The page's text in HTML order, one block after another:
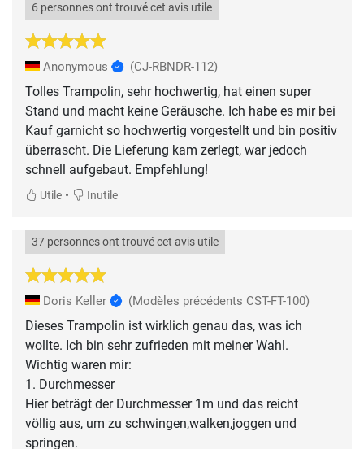
6 personnes ont trouvé cet avis utile
Anonymous (CJ-RBNDR-112)
Tolles Trampolin, sehr hochwertig, hat einen super
Stand und macht keine Geräusche. Ich habe es mir bei
Kauf garnicht so hochwertig vorgestellt und bin positiv
überrascht. Die Lieferung kam zerlegt, war jedoch
schnell aufgebaut. Empfehlung!
Utile • Inutile
37 personnes ont trouvé cet avis utile
Doris Keller (Modèles précédents CST-FT-100)
Dieses Trampolin ist wirklich genau das, was ich
wollte. Ich bin sehr zufrieden mit meiner Wahl.
Wichtig waren mir:
1. Durchmesser
Hier beträgt der Durchmesser 1m und das reicht
völlig aus, um zu schwingen,walken,joggen und
springen.